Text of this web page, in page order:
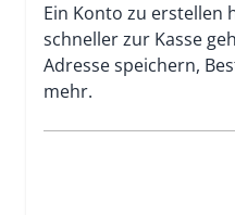
Ein Konto zu erstellen
schneller zur Kasse
Adresse speichern,
mehr.